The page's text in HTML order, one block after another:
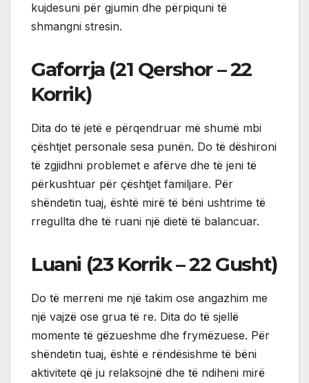
kujdesuni për gjumin dhe përpiquni të
shmangni stresin.
Gaforrja (21 Qershor – 22
Korrik)
Dita do të jetë e përqendruar më shumë mbi
çështjet personale sesa punën. Do të dëshironi
të zgjidhni problemet e afërve dhe të jeni të
përkushtuar për çështjet familjare. Për
shëndetin tuaj, është mirë të bëni ushtrime të
rregullta dhe të ruani një dietë të balancuar.
Luani (23 Korrik – 22 Gusht)
Do të merreni me një takim ose angazhim me
një vajzë ose grua të re. Dita do të sjellë
momente të gëzueshme dhe frymëzuese. Për
shëndetin tuaj, është e rëndësishme të bëni
aktivitete që ju relaksojnë dhe të ndiheni mirë